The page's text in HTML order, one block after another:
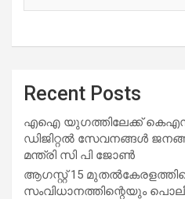
Recent Posts
എഐ യുഗത്തിലേക്ക്
ഡിജിറ്റൽ സേവനങ്ങൾ
മന്ത്രി സി പി ജോൺ
ആഗസ്റ്റ് 15
സംവിധാനത്തിന്റെയും